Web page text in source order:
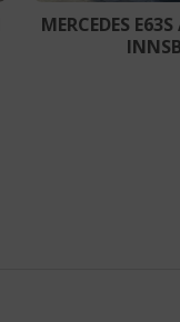
MERCEDES